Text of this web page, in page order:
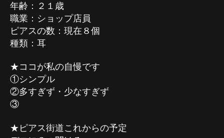
年齢：２１歳
職業：ショップ店員
ピアスの数：現在８個
種類：耳
★ココが私の自慢です
①シンプル
②多すぎず・少なすぎず
③
★ピアス街道これからの予定